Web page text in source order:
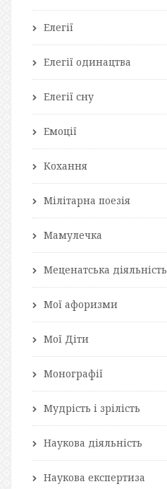
Елегії
Елегії одинацтва
Елегії сну
Емоції
Кохання
Мілітарна поезія
Мамулечка
Меценатська діяльність
Мої афоризми
Мої Діти
Монографії
Мудрість і зрілість
Наукова діяльність
Наукова експертиза